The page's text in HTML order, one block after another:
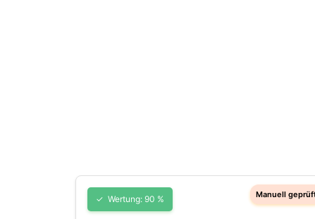
Wertung: 90 %